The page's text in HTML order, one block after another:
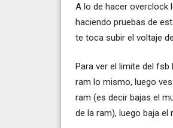
A lo de hacer overclock
haciendo pruebas de
te toca subir el voltaje
Para ver el limite del
ram lo mismo, luego
ram (es decir bajas el
de la ram), luego baja